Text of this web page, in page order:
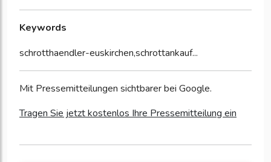
Keywords
schrotthaendler-euskirchen,schrottankauf...
Mit Pressemitteilungen sichtbarer bei Google.
Tragen Sie jetzt kostenlos Ihre Pressemitteilung ein